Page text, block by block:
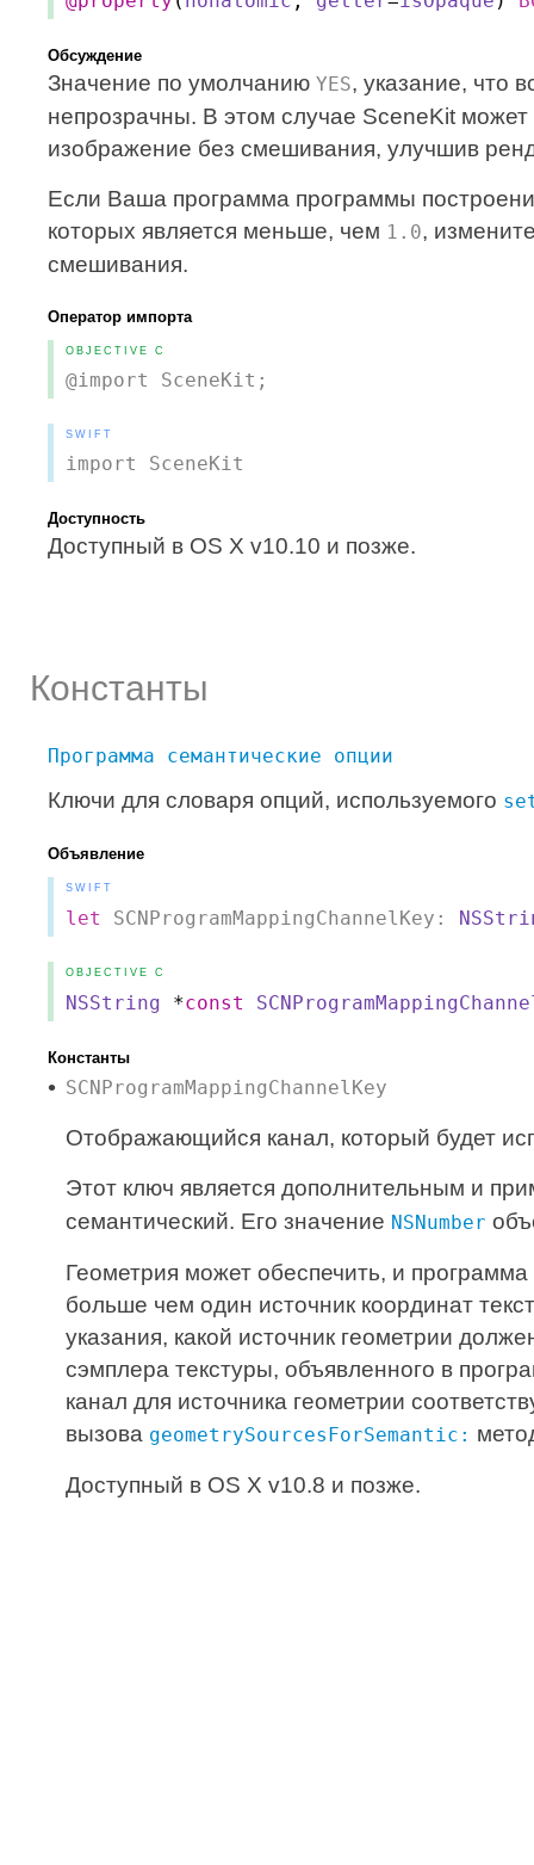
Обсуждение
Значение по умолчанию YES, указание, что
непрозрачны. В этом случае SceneKit
изображение без смешивания, улучшив
Если Ваша программа программы
которых является меньше, чем 1.0,
смешивания.
Оператор импорта
OBJECTIVE C
@import SceneKit;
SWIFT
import SceneKit
Доступность
Доступный в OS X v10.10 и позже.
Константы
Программа семантические опции
Ключи для словаря опций, используемого
Объявление
SWIFT
let SCNProgramMappingChannelKey:
OBJECTIVE C
NSString *const
Константы
SCNProgramMappingChannelKey
Отображающийся канал, который будет
Этот ключ является дополнительным и
семантический. Его значение NSNumber
Геометрия может обеспечить, и
больше чем один источник координат
указания, какой источник геометрии
сэмплера текстуры, объявленного в
канал для источника геометрии
вызова geometrySourcesForSemantic:
Доступный в OS X v10.8 и позже.